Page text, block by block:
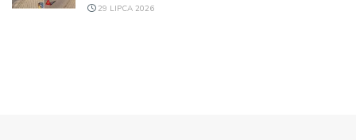
29 LIPCA 2026